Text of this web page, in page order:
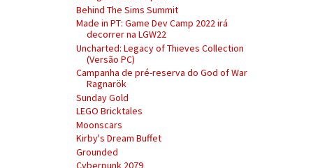
Behind The Sims Summit
Made in PT: Game Dev Camp 2022 irá
decorrer na LGW22
Uncharted: Legacy of Thieves Collection
(Versão PC)
Campanha de pré-reserva do God of War
Ragnarök
Sunday Gold
LEGO Bricktales
Moonscars
Kirby's Dream Buffet
Grounded